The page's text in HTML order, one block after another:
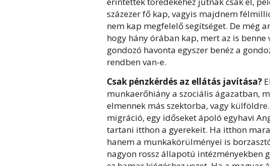
százezer fő kap, vagyis majdnem
nem kap megfelelő segítséget. De még
hogy hány órában kap, mert az is
gondozó havonta egyszer benéz a
rendben van-e.
Csak pénzkérdés az ellátás javítása?
munkaerőhiány a szociális ágazatban,
elmennek más szektorba, vagy
migráció, egy időseket ápoló egyhavi
tartani itthon a gyerekeit. Ha itthon
hanem a munkakörülményei is
nagyon rossz állapotú intézményekben